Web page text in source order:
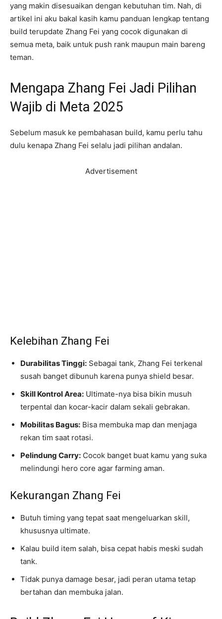
yang makin disesuaikan dengan kebutuhan tim. Nah, di
artikel ini aku bakal kasih kamu panduan lengkap tentang
build terupdate Zhang Fei yang cocok digunakan di
semua meta, baik untuk push rank maupun main bareng
teman.
Mengapa Zhang Fei Jadi Pilihan
Wajib di Meta 2025
Sebelum masuk ke pembahasan build, kamu perlu tahu
dulu kenapa Zhang Fei selalu jadi pilihan andalan.
Advertisement
Kelebihan Zhang Fei
Durabilitas Tinggi: Sebagai tank, Zhang Fei terkenal
susah banget dibunuh karena punya shield besar.
Skill Kontrol Area: Ultimate-nya bisa bikin musuh
terpental dan kocar-kacir dalam sekali gebrakan.
Mobilitas Bagus: Bisa membuka map dan menjaga
rekan tim saat rotasi.
Pelindung Carry: Cocok banget buat kamu yang suka
melindungi hero core agar farming aman.
Kekurangan Zhang Fei
Butuh timing yang tepat saat mengeluarkan skill,
khususnya ultimate.
Kalau build item salah, bisa cepat habis meski sudah
tank.
Tidak punya damage besar, jadi peran utama tetap
bertahan dan membuka jalan.